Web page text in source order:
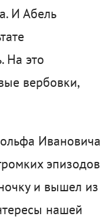
И Абель
На это
вербовки,
Ивановича
эпизодов
и вышел из
нашей